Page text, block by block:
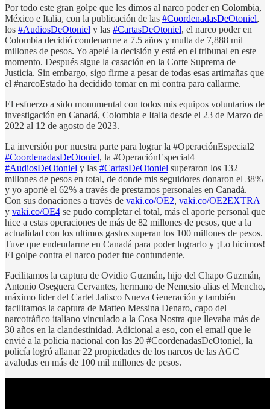
Por todo este gran golpe que les dimos al narco poder en Colombia,
México e Italia, con la publicación de las #CoordenadasDeOtoniel,
los #AudiosDeOtoniel y las #CartasDeOtoniel, el narco poder en
Colombia decidió condenarme a 7.5 años y multa de 7,888 mil
millones de pesos. Yo apelé la decisión y está en el tribunal en este
momento. Después sigue la casación en la Corte Suprema de
Justicia. Sin embargo, sigo firme a pesar de todas esas artimañas que
el #narcoEstado ha decidido tomar en mi contra para callarme.
El esfuerzo a sido monumental con todos mis equipos voluntarios de
investigación en Canadá, Colombia e Italia desde el 23 de Marzo de
2022 al 12 de agosto de 2023.
La inversión por nuestra parte para lograr la #OperaciónEspecial2
#CoordenadasDeOtoniel, la #OperaciónEspecial4
#AudiosDeOtoniel y las #CartasDeOtoniel superaron los 132
millones de pesos en total, de donde mis seguidores donaron el 38%
y yo aporté el 62% a través de prestamos personales en Canadá.
Con sus donaciones a través de vaki.co/OE2, vaki.co/OE2EXTRA
y vaki.co/OE4 se pudo completar el total, más el aporte personal que
hice a estas operaciones de más de 82 millones de pesos, que a la
actualidad con los ultimos gastos superan los 100 millones de pesos.
Tuve que endeudarme en Canadá para poder lograrlo y ¡Lo hicimos!
El golpe contra el narco poder fue contundente.
Facilitamos la captura de Ovidio Guzmán, hijo del Chapo Guzmán,
Antonio Oseguera Cervantes, hermano de Nemesio alias el Mencho,
máximo lider del Cartel Jalisco Nueva Generación y también
facilitamos la captura de Matteo Messina Denaro, capo del
narcotráfico italiano vinculado a la Cosa Nostra que llevaba más de
30 años en la clandestinidad. Adicional a eso, con el email que le
envié a la policia nacional con las 20 #CoordenadasDeOtoniel, la
policía logró allanar 22 propiedades de los narcos de las AGC
avaludas en más de 100 mil millones de pesos.